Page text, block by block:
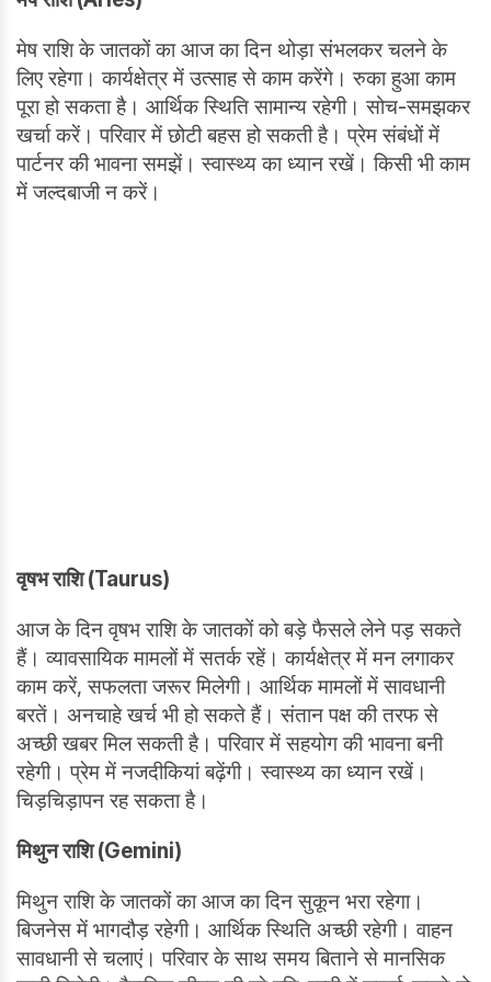
मेष राशि के जातकों का आज का दिन थोड़ा संभलकर चलने के
लिए रहेगा। कार्यक्षेत्र में उत्साह से काम करेंगे। रुका हुआ काम
पूरा हो सकता है। आर्थिक स्थिति सामान्य रहेगी। सोच-समझकर
खर्चा करें। परिवार में छोटी बहस हो सकती है। प्रेम संबंधों में
पार्टनर की भावना समझें। स्वास्थ्य का ध्यान रखें। किसी भी काम
में जल्दबाजी न करें।
वृषभ राशि (Taurus)
आज के दिन वृषभ राशि के जातकों को बड़े फैसले लेने पड़ सकते
हैं। व्यावसायिक मामलों में सतर्क रहें। कार्यक्षेत्र में मन लगाकर
काम करें, सफलता जरूर मिलेगी। आर्थिक मामलों में सावधानी
बरतें। अनचाहे खर्च भी हो सकते हैं। संतान पक्ष की तरफ से
अच्छी खबर मिल सकती है। परिवार में सहयोग की भावना बनी
रहेगी। प्रेम में नजदीकियां बढ़ेंगी। स्वास्थ्य का ध्यान रखें।
चिड़चिड़ापन रह सकता है।
मिथुन राशि (Gemini)
मिथुन राशि के जातकों का आज का दिन सुकून भरा रहेगा।
बिजनेस में भागदौड़ रहेगी। आर्थिक स्थिति अच्छी रहेगी। वाहन
सावधानी से चलाएं। परिवार के साथ समय बिताने से मानसिक